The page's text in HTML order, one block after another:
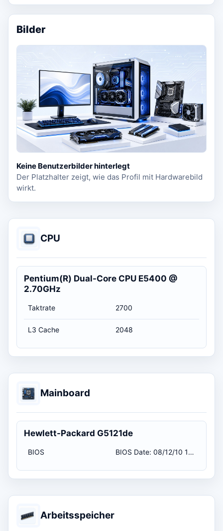
Bilder
Keine Benutzerbilder hinterlegt
Der Platzhalter zeigt, wie das Profil mit Hardwarebild
wirkt.
CPU
Pentium(R) Dual-Core CPU E5400 @
2.70GHz
Taktrate 2700
L3 Cache 2048
Mainboard
Hewlett-Packard G5121de
BIOS BIOS Date: 08/12/10 11:36:37 Ver: 6.05 / 12.08.2010 02:00:00
Arbeitsspeicher